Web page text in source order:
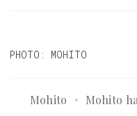
PHOTO: MOHITO
Mohito Mohito